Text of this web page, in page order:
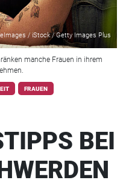
/ iStock / Getty Images Plus
manche Frauen in ihrem
FRAUEN
BEI